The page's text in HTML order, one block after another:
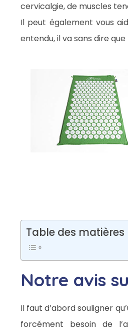
cervicalgie, de muscles
Il peut également vous
entendu, il va sans dire
Table des matières
Notre avis
Il faut d’abord souligner
forcément besoin de